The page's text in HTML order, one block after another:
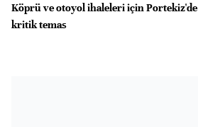
Köprü ve otoyol ihaleleri için Portekiz'de
kritik temas